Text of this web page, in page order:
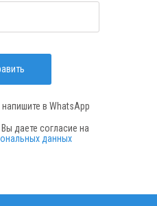
в WhatsApp
даете согласие на
данных